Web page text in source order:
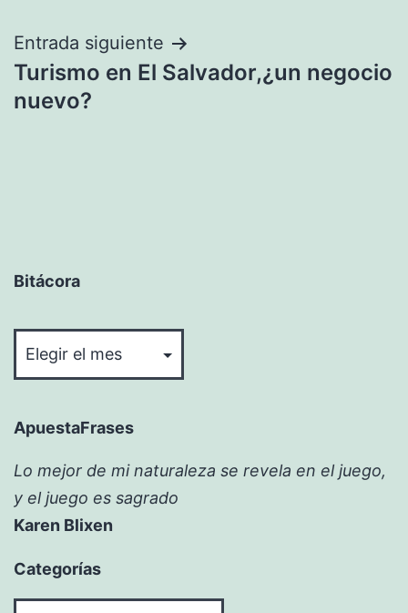
Entrada siguiente
Turismo en El Salvador,¿un negocio
nuevo?
Bitácora
ApuestaFrases
Lo mejor de mi naturaleza se revela en el juego,
y el juego es sagrado
Karen Blixen
Categorías